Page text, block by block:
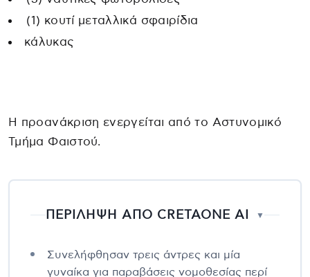
(1) κουτί μεταλλικά σφαιρίδια
κάλυκας
Η προανάκριση ενεργείται από το Αστυνομικό
Τμήμα Φαιστού.
ΠΕΡΙΛΗΨΗ ΑΠΟ CRETAONE AI ▼
Συνελήφθησαν τρεις άντρες και μία
γυναίκα για παραβάσεις νομοθεσίας περί